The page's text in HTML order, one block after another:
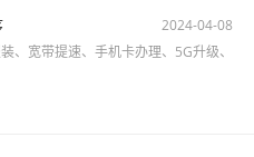
2024-04-08
、宽带提速、手机卡办理、5G升级、